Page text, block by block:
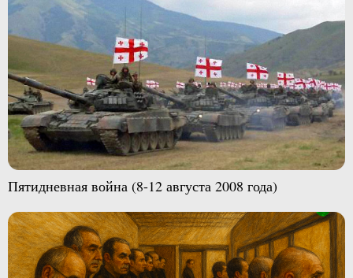
Пятидневная война (8-12 августа 2008 года)